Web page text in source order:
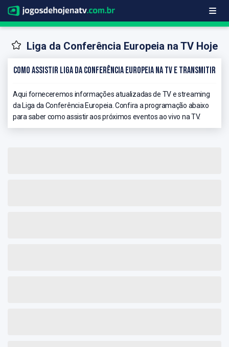
Liga da Conferência Europeia na TV Hoje
Como Assistir Liga da Conferência Europeia na TV e Transmitir
Aqui forneceremos informações atualizadas de TV e streaming
da Liga da Conferência Europeia. Confira a programação abaixo
para saber como assistir aos próximos eventos ao vivo na TV.